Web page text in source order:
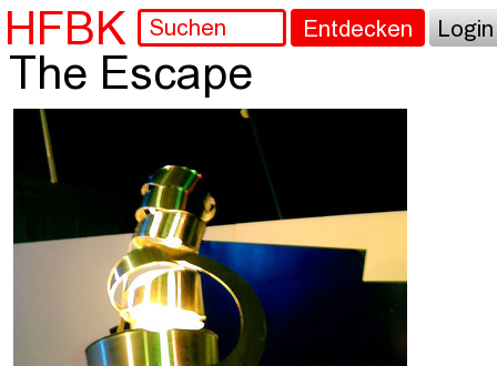
HFBK Entdecken Login
The Escape